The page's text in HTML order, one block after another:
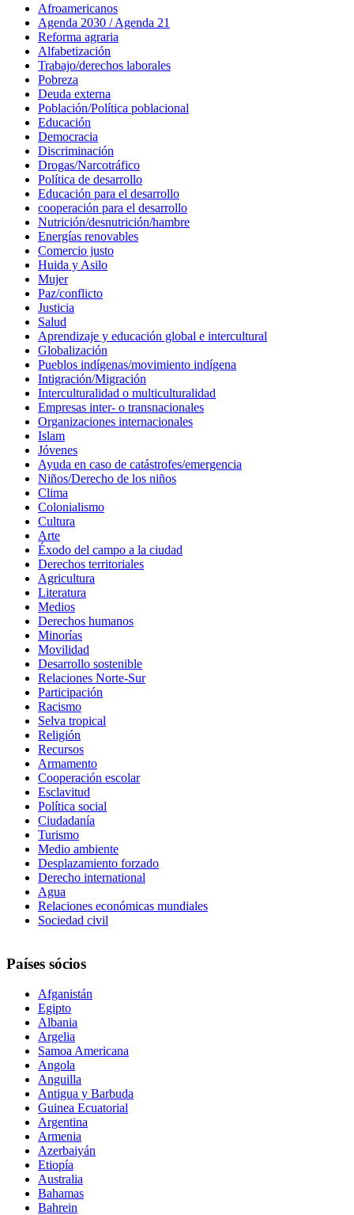
Afroamericanos
Agenda 2030 / Agenda 21
Reforma agraria
Alfabetización
Trabajo/derechos laborales
Pobreza
Deuda externa
Población/Política poblacional
Educación
Democracia
Discriminación
Drogas/Narcotráfico
Política de desarrollo
Educación para el desarrollo
cooperación para el desarrollo
Nutrición/desnutrición/hambre
Energías renovables
Comercio justo
Huida y Asilo
Mujer
Paz/conflicto
Justicia
Salud
Aprendizaje y educación global e intercultural
Globalización
Pueblos indígenas/movimiento indígena
Intigración/Migración
Interculturalidad o multiculturalidad
Empresas inter- o transnacionales
Organizaciones internacionales
Islam
Jóvenes
Ayuda en caso de catástrofes/emergencia
Niños/Derecho de los niños
Clima
Colonialismo
Cultura
Arte
Éxodo del campo a la ciudad
Derechos territoriales
Agricultura
Literatura
Medios
Derechos humanos
Minorías
Movilidad
Desarrollo sostenible
Relaciones Norte-Sur
Participación
Racismo
Selva tropical
Religión
Recursos
Armamento
Cooperación escolar
Esclavitud
Política social
Ciudadanía
Turismo
Medio ambiente
Desplazamiento forzado
Derecho international
Agua
Relaciones económicas mundiales
Sociedad civil
Países sócios
Afganistán
Egipto
Albania
Argelia
Samoa Americana
Angola
Anguilla
Antigua y Barbuda
Guinea Ecuatorial
Argentina
Armenia
Azerbaiyán
Etiopía
Australia
Bahamas
Bahrein